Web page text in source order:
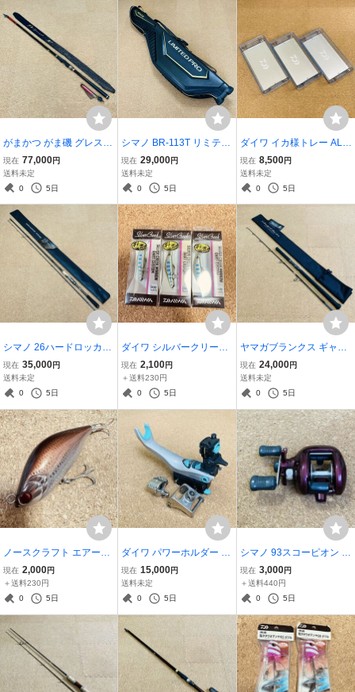
がまかつ がま磯 グレスペ
シャル F 15-53 磯竿 フカ
セ釣り 美品
現在 77,000円
送料未定
0
5日
シマノ BR-113T リミテッ
ドプロ ロッドケース 遠征
135 リミテッドブラック
美品
現在 29,000円
送料未定
0
5日
ダイワ イカ様トレー AL
(M) 3枚セット 48.5×24.0×
5.05cm 綺麗 イカメタル
オモリグ ケンサキイカ ヤ
現在 8,500円
送料未定
0
5日
シマノ 26ハードロッカー
エクスチューン S86MH+
No.274168 2ピース スピ
ニングモデル 超美品
現在 35,000円
送料未定
0
5日
ダイワ シルバークリーク
ミノー ダートカスタム シ
ンキング 53㎜/4.5g 夏色
ヤマメ 未使用品 3点セッ
現在 2,100円
＋送料230円
0
5日
ヤマガブランクス ギャラ
ハド トラベックス GA-T5
94 グリップジョイント ス
ピニングモデル ジギング
現在 24,000円
送料未定
0
5日
ノースクラフト エアーオ
グル120SLM AKM アカメ
AOG120SLM AIR OGRE
ルアー 美品
現在 2,000円
＋送料230円
0
5日
ダイワ パワーホルダー 速
攻 ボート 船釣り 竿受け
ロッドキーパー POWER
HOLDER
現在 15,000円
送料未定
0
5日
シマノ 93スコーピオン 1
501 左ハンドル ベイトリ
ール Scorpion
現在 3,000円
＋送料440円
0
5日